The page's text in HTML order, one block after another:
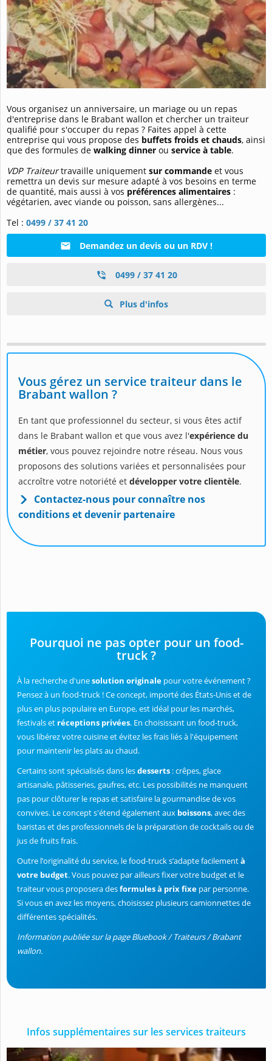
Vous organisez un anniversaire, un mariage ou un repas
d'entreprise dans le Brabant wallon et chercher un traiteur
qualifié pour s'occuper du repas ? Faites appel à cette
entreprise qui vous propose des buffets froids et chauds, ainsi
que des formules de walking dinner ou service à table.
VDP Traiteurtravaille uniquement sur commande et vous
remettra un devis sur mesure adapté à vos besoins en terme
de quantité, mais aussi à vos préférences alimentaires :
végétarien, avec viande ou poisson, sans allergènes...
Tel : 0499 / 37 41 20
Demandez un devis ou un RDV !
0499 / 37 41 20
Plus d'infos
Vous gérez un service traiteur dans le
Brabant wallon ?
En tant que professionnel du secteur, si vous êtes actif
dans le Brabant wallon et que vous avez l'expérience du
métier, vous pouvez rejoindre notre réseau. Nous vous
proposons des solutions variées et personnalisées pour
accroître votre notoriété et développer votre clientèle.
Contactez-nous pour connaître nos
conditions et devenir partenaire
Pourquoi ne pas opter pour un food-
truck ?
À la recherche d'unesolution originale pour votre événement ?
Pensez à un food-truck ! Ce concept, importé des États-Unis et de
plus en plus populaire en Europe, est idéal pour les marchés,
festivals et réceptions privées. En choisissant un food-truck,
vous libérez votre cuisine et évitez les frais liés à l'équipement
pour maintenir les plats au chaud.
Certains sont spécialisés dans lesdesserts : crêpes, glace
artisanale, pâtisseries, gaufres, etc. Les possibilités ne manquent
pas pour clôturer le repas et satisfaire la gourmandise de vos
convives. Le concept s'étend également aux boissons, avec des
baristas et des professionnels de la préparation de cocktails ou de
jus de fruits frais.
Outre l’originalité du service, le food-truck s’adapte facilementà
votre budget. Vous pouvez par ailleurs fixer votre budget et le
traiteur vous proposera desformules à prix fixe par personne.
Si vous en avez les moyens, choisissez plusieurs camionnettes de
différentes spécialités.
Information publiée sur la page Bluebook / Traiteurs / Brabant
wallon.
Infos supplémentaires sur les services traiteurs